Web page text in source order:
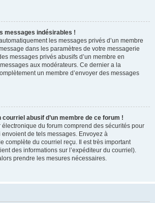
messages indésirables !
les messages privés d’un membre
dans les paramètres de votre messagerie
messages privés abusifs d’un membre en
aux modérateurs. Ce dernier a la
un membre d’envoyer des messages
courriel abusif d’un membre de ce forum !
électronique du forum comprend des sécurités pour
de tels messages. Envoyez à
complète du courriel reçu. Il est très important
des informations sur l’expéditeur du courriel).
prendre les mesures nécessaires.